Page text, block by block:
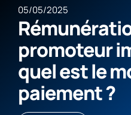
05/05/2025
promoteur
quel est le
paiement ?